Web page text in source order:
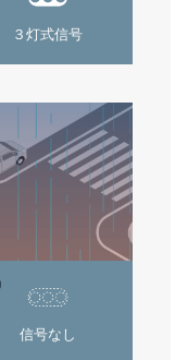
３灯式信号
信号なし